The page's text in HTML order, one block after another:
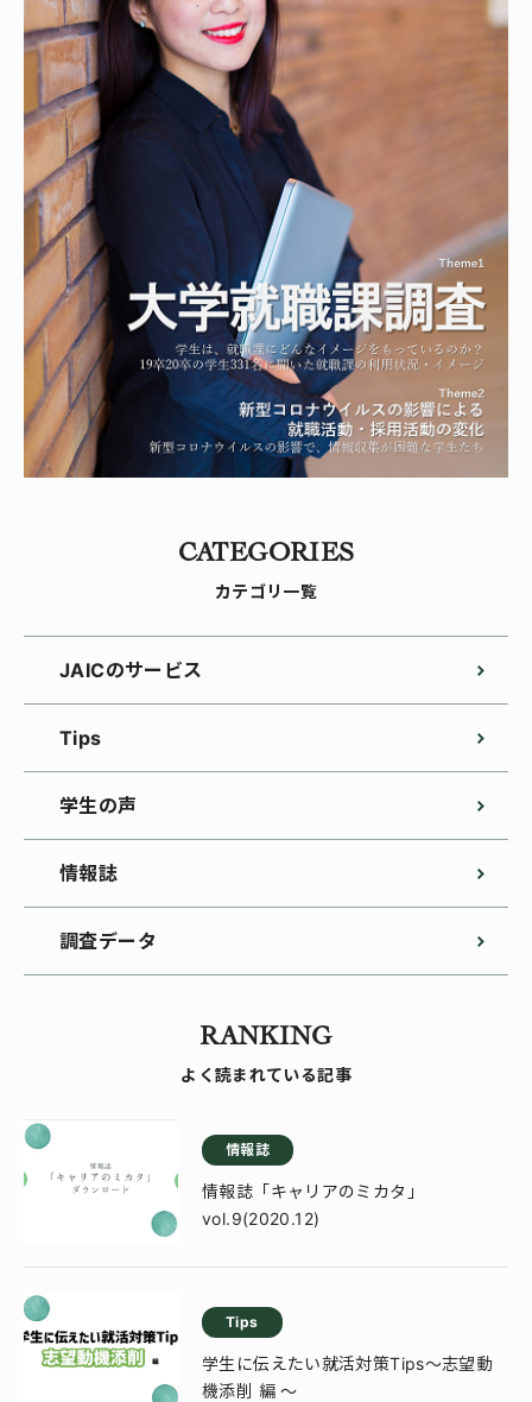
CATEGORIES
カテゴリ一覧
JAICのサービス
Tips
学生の声
情報誌
調査データ
RANKING
よく読まれている記事
情報誌
情報誌「キャリアのミカタ」
vol.9(2020.12)
Tips
学生に伝えたい就活対策Tips～志望動
機添削 編 ～